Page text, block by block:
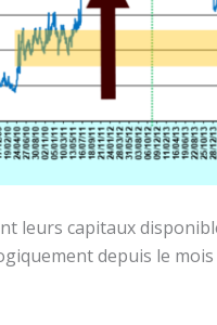
leurs capitaux
depuis le